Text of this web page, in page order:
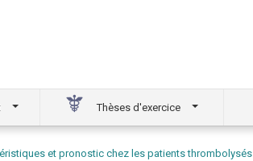
Thèses d'exercice
et pronostic chez les patients thrombolysés